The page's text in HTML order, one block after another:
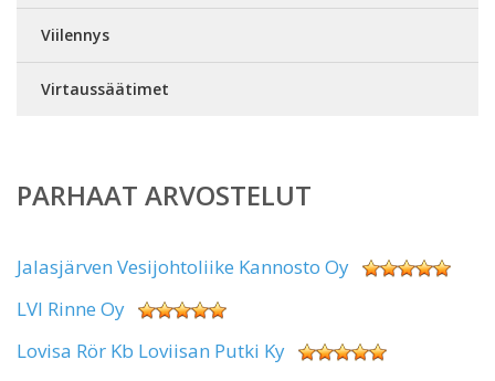
Viilennys
Virtaussäätimet
PARHAAT ARVOSTELUT
Jalasjärven Vesijohtoliike Kannosto Oy
LVI Rinne Oy
Lovisa Rör Kb Loviisan Putki Ky